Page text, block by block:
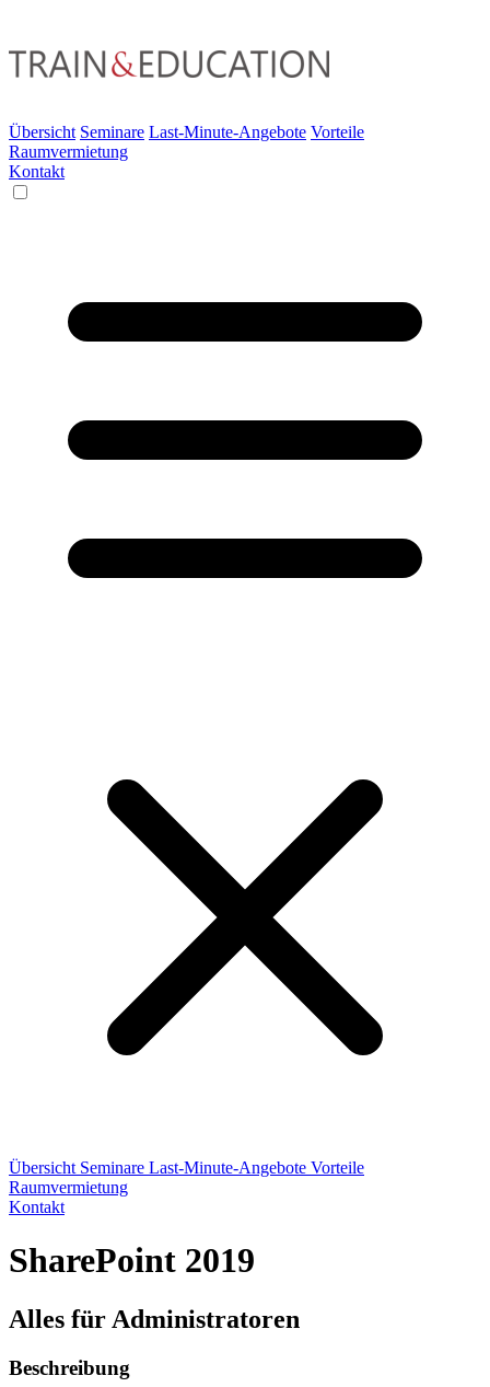
Übersicht Seminare Last-Minute-Angebote Vorteile
Raumvermietung
Kontakt
Übersicht Seminare Last-Minute-Angebote Vorteile
Raumvermietung
Kontakt
SharePoint 2019
Alles für Administratoren
Beschreibung